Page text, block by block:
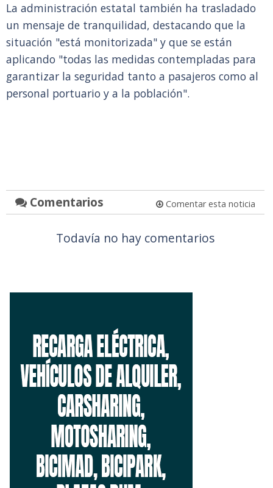
La administración estatal también ha trasladado
un mensaje de tranquilidad, destacando que la
situación "está monitorizada" y que se están
aplicando "todas las medidas contempladas para
garantizar la seguridad tanto a pasajeros como al
personal portuario y a la población".
Comentarios Comentar esta noticia
Todavía no hay comentarios